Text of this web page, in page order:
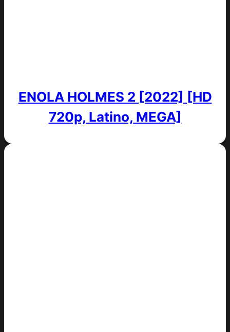
ENOLA HOLMES 2 [2022] [HD
720p, Latino, MEGA]